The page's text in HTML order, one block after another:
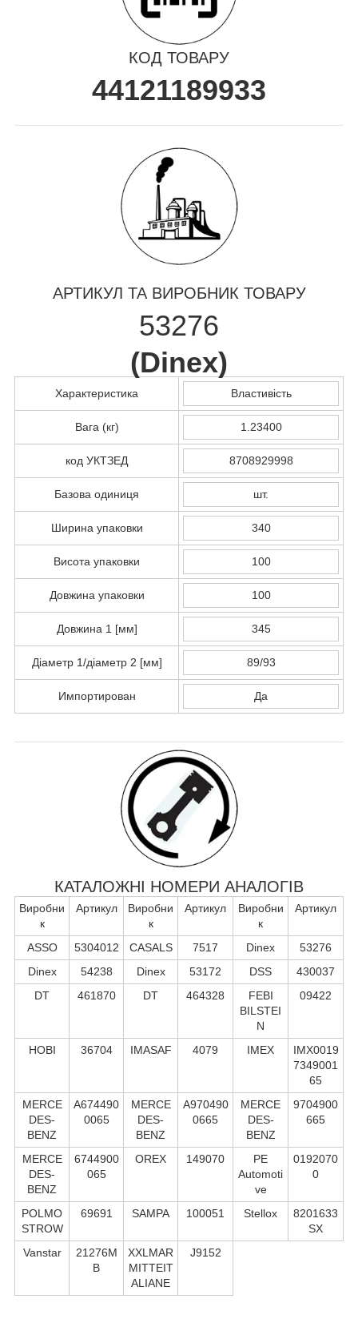
КОД ТОВАРУ
44121189933
АРТИКУЛ ТА ВИРОБНИК ТОВАРУ
53276
(Dinex)
Характеристика Властивість
Вага (кг) 1.23400
код УКТЗЕД 8708929998
Базова одиниця шт.
Ширина упаковки 340
Висота упаковки 100
Довжина упаковки 100
Довжина 1 [мм] 345
Діаметр 1/діаметр 2 [мм] 89/93
Импортирован Да
КАТАЛОЖНІ НОМЕРИ АНАЛОГІВ
Виробни
к
Артикул
Виробни
к
Артикул
Виробни
к
Артикул
ASSO 5304012 CASALS 7517 Dinex
53276
Dinex
54238 Dinex 53172 DSS
430037
DT
461870 DT 464328
FEBI
BILSTEI
N
09422
HOBI 36704 IMASAF 4079 IMEX
IMX0019
7349001
65
MERCE
DES-
BENZ
A674490
0065
MERCE
DES-
BENZ
A970490
0665
MERCE
DES-
BENZ
9704900
665
MERCE
DES-
BENZ
6744900
065
OREX 149070
PE
Automoti
ve
0192070
0
POLMO
STROW
69691 SAMPA 100051 Stellox
8201633
SX
Vanstar
21276M
B
XXLMAR
MITTEIT
ALIANE
J9152